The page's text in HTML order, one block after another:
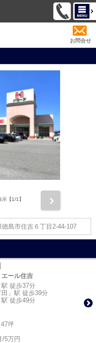
お問合せ
示【1/1】
徳島市住吉６丁目2-44-107
ール住吉
徒歩37分
」駅 徒歩39分
徒歩49分
坪
/5万円